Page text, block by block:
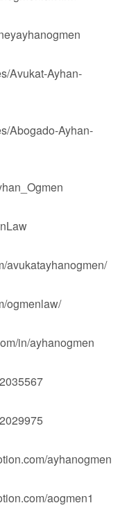
Avukat-Ayhan-
Abogado-Ayhan-
avukatayhanogmen/
ogmenlaw/
in/ayhanogmen
ayhanogmen
aogmen1